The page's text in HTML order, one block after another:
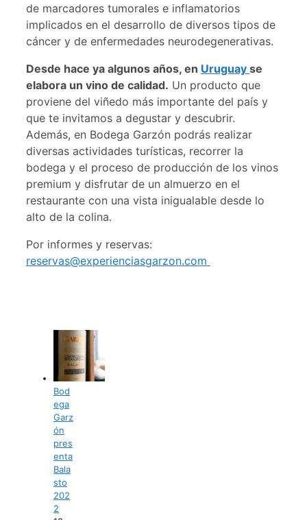
de marcadores tumorales e inflamatorios
implicados en el desarrollo de diversos tipos de
cáncer y de enfermedades neurodegenerativas.
Desde hace ya algunos años, en Uruguay se
elabora un vino de calidad. Un producto que
proviene del viñedo más importante del país y
que te invitamos a degustar y descubrir.
Además, en Bodega Garzón podrás realizar
diversas actividades turísticas, recorrer la
bodega y el proceso de producción de los vinos
premium y disfrutar de un almuerzo en el
restaurante con una vista inigualable desde lo
alto de la colina.
Por informes y reservas:
reservas@experienciasgarzon.com
Bod
ega
Garz
ón
pres
enta
Bala
sto
202
2